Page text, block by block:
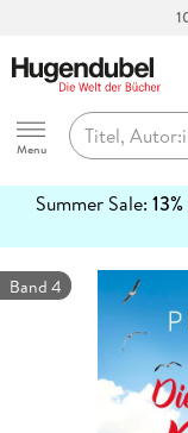
Hugendubel
Menu
Summer Sale:
erfahren
Band 4